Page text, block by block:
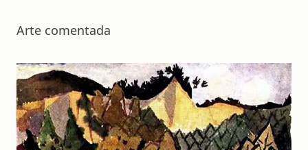
Arte comentada